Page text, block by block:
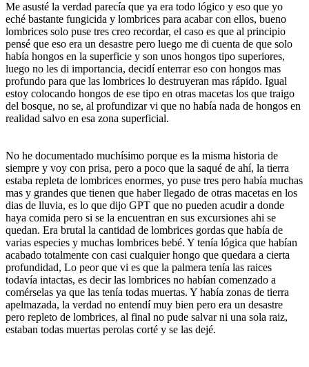
Me asusté la verdad parecía que ya era todo lógico y eso que yo
eché bastante fungicida y lombrices para acabar con ellos, bueno
lombrices solo puse tres creo recordar, el caso es que al principio
pensé que eso era un desastre pero luego me di cuenta de que solo
había hongos en la superficie y son unos hongos tipo superiores,
luego no les di importancia, decidí enterrar eso con hongos mas
profundo para que las lombrices lo destruyeran mas rápido. Igual
estoy colocando hongos de ese tipo en otras macetas los que traigo
del bosque, no se, al profundizar vi que no había nada de hongos en
realidad salvo en esa zona superficial.
No he documentado muchísimo porque es la misma historia de
siempre y voy con prisa, pero a poco que la saqué de ahí, la tierra
estaba repleta de lombrices enormes, yo puse tres pero había muchas
mas y grandes que tienen que haber llegado de otras macetas en los
dias de lluvia, es lo que dijo GPT que no pueden acudir a donde
haya comida pero si se la encuentran en sus excursiones ahi se
quedan. Era brutal la cantidad de lombrices gordas que había de
varias especies y muchas lombrices bebé. Y tenía lógica que habían
acabado totalmente con casi cualquier hongo que quedara a cierta
profundidad, Lo peor que vi es que la palmera tenía las raices
todavía intactas, es decir las lombrices no habían comenzado a
comérselas ya que las tenía todas muertas. Y había zonas de tierra
apelmazada, la verdad no entendí muy bien pero era un desastre
pero repleto de lombrices, al final no pude salvar ni una sola raiz,
estaban todas muertas perolas corté y se las dejé.